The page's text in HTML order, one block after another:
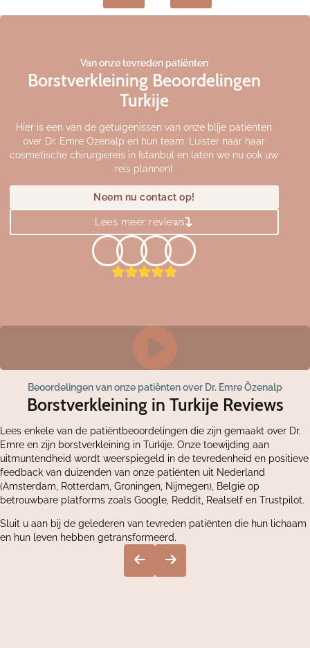
Van onze tevreden patiënten
Borstverkleining Beoordelingen
Turkije
Hier is een van de getuigenissen van onze blije patiënten
over Dr. Emre Ozenalp en hun team. Luister naar haar
cosmetische chirurgiereis in Istanbul en laten we nu ook uw
reis plannen!
Neem nu contact op!
Lees meer reviews
Beoordelingen van onze patiënten over Dr. Emre Özenalp
Borstverkleining in Turkije Reviews
Lees enkele van de patiëntbeoordelingen die zijn gemaakt over Dr.
Emre en zijn borstverkleining in Turkije. Onze toewijding aan
uitmuntendheid wordt weerspiegeld in de tevredenheid en positieve
feedback van duizenden van onze patiënten uit Nederland
(Amsterdam, Rotterdam, Groningen, Nijmegen), België op
betrouwbare platforms zoals Google, Reddit, Realself en Trustpilot.
Sluit u aan bij de gelederen van tevreden patiënten die hun lichaam
en hun leven hebben getransformeerd.